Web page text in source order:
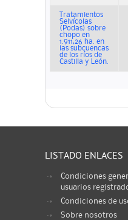
Tratamientos
Selvícolas
(Podas) sobre
chopo en
1.911,26 ha. en
las subcuencas
de los ríos de
Castilla y León.
LISTADO ENLACES
Condiciones
usuarios
Condiciones de
Sobre nosotros